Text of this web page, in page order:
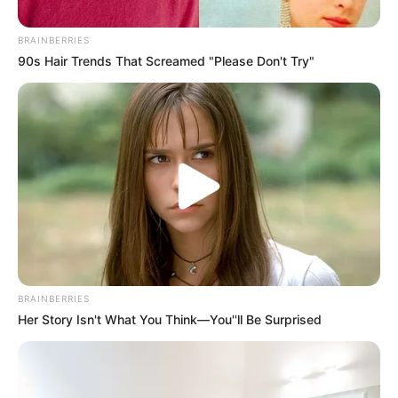
Hombre fue detenido con una granada escondida en su
Por:Yurby Calderón
Noviembre 12, 2020
BRAINBERRIES
90s Hair Trends That Screamed "Please Don't Try"
BRAINBERRIES
Her Story Isn't What You Think—You''ll Be Surprised